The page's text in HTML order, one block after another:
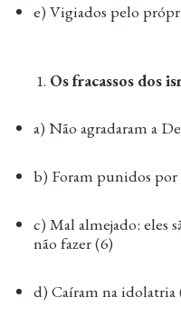
e) Vigiados pelo
Os fracassos dos
a) Não agradaram a
b) Foram punidos
c) Mal almejado: eles
não fazer (6)
d) Caíram na idolatria